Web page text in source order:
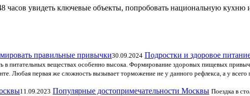
часов увидеть ключевые объекты, попробовать национальную
30.09.2024 Подростки и здоровое
в питательных веществах особенно высока. Формирование здоровых пищевых
Любая первая же сложность вызывает торможение не у данного рефлекса, а у
11.09.2023 Популярные достопримечательности Москвы Поездка в